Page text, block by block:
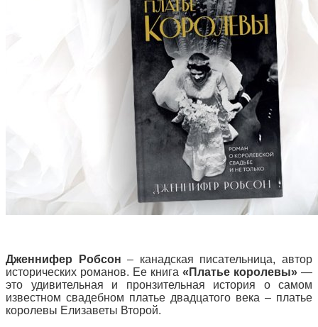
Дженнифер Робсон – канадская писательница, автор
исторических романов. Ее книга «Платье королевы» —
это удивительная и пронзительная история о самом
известном свадебном платье двадцатого века – платье
королевы Елизаветы Второй.